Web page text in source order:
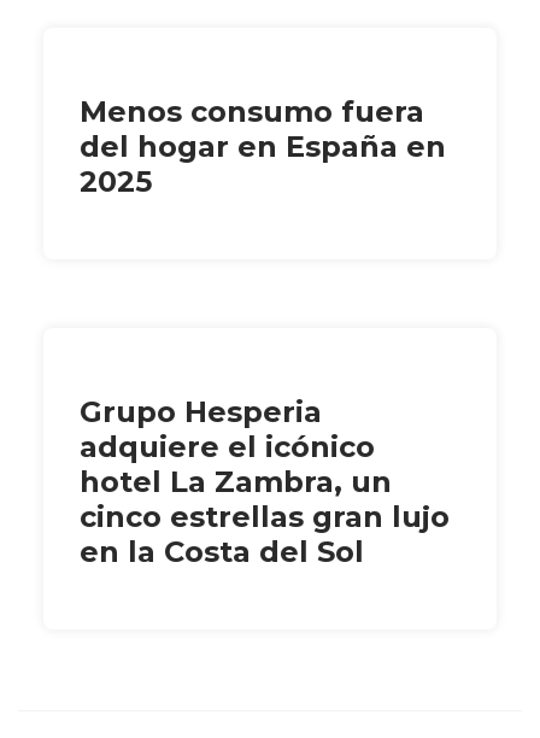
Menos consumo fuera
del hogar en España en
2025
Grupo Hesperia
adquiere el icónico
hotel La Zambra, un
cinco estrellas gran lujo
en la Costa del Sol